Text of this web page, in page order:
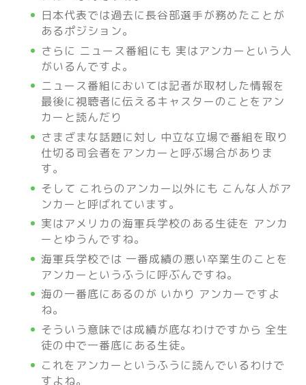
日本代表では過去に長谷部選手が務めたことが
あるポジション。
さらに ニュース番組にも 実はアンカーという人
がいるんですよ。
ニュース番組においては記者が取材した情報を
最後に視聴者に伝えるキャスターのことをアン
カーと読んだり
さまざまな話題に対し 中立な立場で番組を取り
仕切る司会者をアンカーと呼ぶ場合がありま
す。
そして これらのアンカー以外にも こんな人がア
ンカーと呼ばれています。
実はアメリカの海軍兵学校のある生徒を アンカ
ーとゆうんですね。
海軍兵学校では 一番成績の悪い卒業生のことを
アンカーというふうに呼ぶんですね。
海の一番底にあるのが いかり アンカーですよ
ね。
そういう意味では成績が底なわけですから 全生
徒の中で一番底にある生徒。
これをアンカーというふうに読んでいるわけで
すよね。